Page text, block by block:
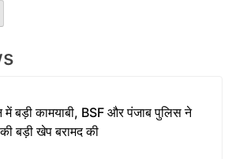
में बड़ी कामयाबी, BSF और पंजाब पुलिस ने
की बड़ी खेप बरामद की